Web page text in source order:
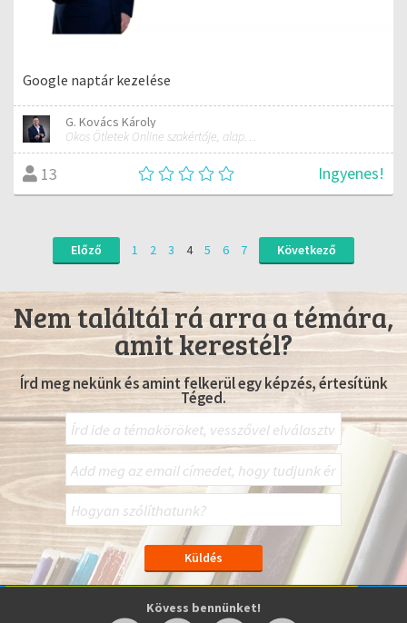
Google naptár kezelése
G. Kovács Károly
Okos Ötletek Online szakértője, alapítója
13 Ingyenes!
Előző 1 2 3 4 5 6 7 Következő
Nem találtál rá arra a témára,
amit kerestél?
Írd meg nekünk és amint felkerül egy képzés, értesítünk
Téged.
Kövess bennünket!